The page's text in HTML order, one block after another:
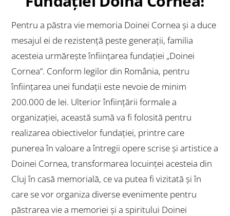
Pentru a păstra vie memoria Doinei Cornea și a duce
mesajul ei de rezistență peste generații, familia
acesteia urmărește înființarea fundației „Doinei
Cornea”. Conform legilor din România, pentru
înființarea unei fundații este nevoie de minim
200.000 de lei. Ulterior înființării formale a
organizației, această sumă va fi folosită pentru
realizarea obiectivelor fundaţiei, printre care
punerea în valoare a întregii opere scrise şi artistice a
Doinei Cornea, transformarea locuinţei acesteia din
Cluj în casă memorială, ce va putea fi vizitată şi în
care se vor organiza diverse evenimente pentru
păstrarea vie a memoriei şi a spiritului Doinei